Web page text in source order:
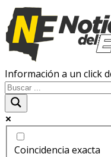
Información a un click
Coincidencia exacta